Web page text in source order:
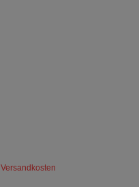
Versandkosten